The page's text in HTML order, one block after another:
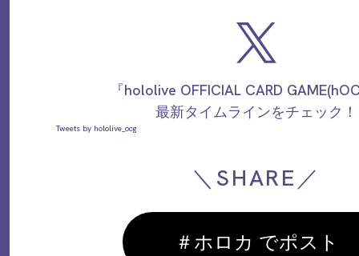
『hololive OFFICIAL CARD
最新タイムラインをチェック！
Tweets by hololive_ocg
＼SHARE／
＃ホロカ でポスト